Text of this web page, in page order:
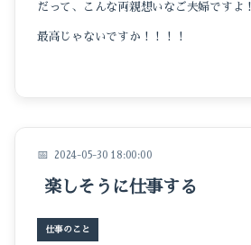
だって、こんな両親想いなご夫婦ですよ！
最高じゃないですか！！！！
2024-05-30 18:00:00
楽しそうに仕事する
仕事のこと